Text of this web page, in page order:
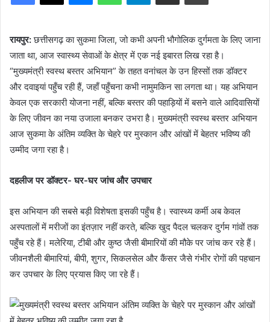
​रायपुर:छत्तीसगढ़ का सुकमा जिला, जो कभी अपनी भौगोलिक दुर्गमता के लिए जाना
जाता था, आज स्वास्थ्य सेवाओं के क्षेत्र में एक नई इबारत लिख रहा है।
“मुख्यमंत्री स्वस्थ बस्तर अभियान” के तहत वनांचल के उन हिस्सों तक डॉक्टर
और दवाइयां पहुँच रही हैं, जहाँ पहुँचना कभी नामुमकिन सा लगता था। यह अभियान
केवल एक सरकारी योजना नहीं, बल्कि बस्तर की पहाड़ियों में बसने वाले आदिवासियों
के लिए जीवन का नया उजाला बनकर उभरा है। मुख्यमंत्री स्वस्थ बस्तर अभियान
आज सुकमा के अंतिम व्यक्ति के चेहरे पर मुस्कान और आंखों में बेहतर भविष्य की
उम्मीद जगा रहा है।
दहलीज पर डॉक्टर- घर-घर जांच और उपचार
इस अभियान की सबसे बड़ी विशेषता इसकी पहुँच है। स्वास्थ्य कर्मी अब केवल
अस्पतालों में मरीजों का इंतज़ार नहीं करते, बल्कि खुद पैदल चलकर दुर्गम गांवों तक
पहुँच रहे हैं। मलेरिया, टीबी और कुष्ठ जैसी बीमारियों की मौके पर जांच कर रहे हैं।
जीवनशैली बीमारियां, बीपी, शुगर, सिकलसेल और कैंसर जैसे गंभीर रोगों की पहचान
कर उपचार के लिए प्रयास किए जा रहे हैं।